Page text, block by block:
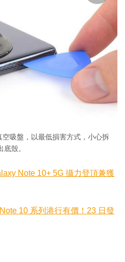
吸盤，以最低損害方式，小心拆
底殼。
Note 10+ 5G 攝力登頂兼獲
10 系列港行有價！23 日發